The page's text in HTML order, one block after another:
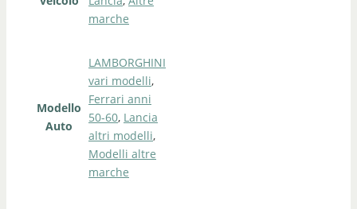
marche
Modello
Auto
LAMBORGHINI
vari modelli,
Ferrari anni
50-60, Lancia
altri modelli,
Modelli altre
marche